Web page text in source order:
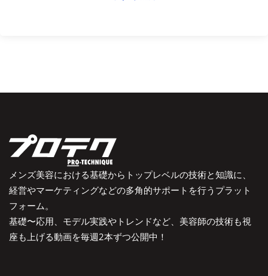
メンズ美容における基礎からトップレベルの技術と知識に、
経営やマーケティングなどの多角的サポートを行うプラット
フォーム。
基礎〜応用、モデル実践やトレンドなど、美容師の技術も視
座も上げる動画を毎週2本ずつ公開中！